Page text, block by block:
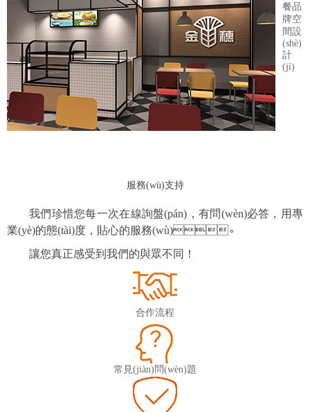
餐品
牌空
間設
(shè)
計
(jì)
服務(wù)支持
我們珍惜您每一次在線詢盤(pán)，有問(wèn)必答，用專
業(yè)的態(tài)度，貼心的服務(wù)。
讓您真正感受到我們的與眾不同！
合作流程
常見(jiàn)問(wèn)題